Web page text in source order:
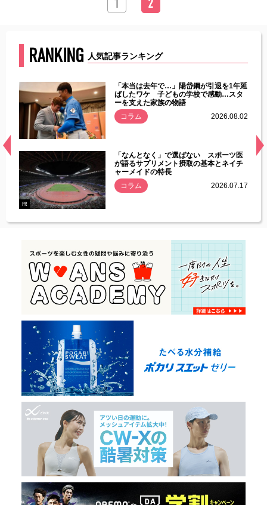
1 2
RANKING 人気記事ランキング
常
「本当は去年で…」陽岱鋼が引退を1年延
ばしたワケ 子どもの学校で感動…スタ
ーを支えた家族の物語
コラム
2026.08.02
PR
「なんとなく」で選ばない スポーツ医
が語るサプリメント摂取の基本とネイチ
ャーメイドの特長
コラム
2026.07.17